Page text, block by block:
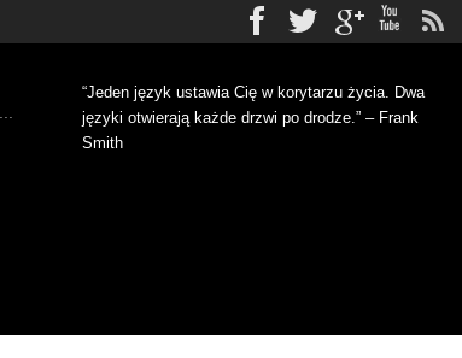
Facebook
Twittergplus
“Jeden język ustawia Cię w korytarzu życia. Dwa
języki otwierają każde drzwi po drodze.” – Frank
Smith